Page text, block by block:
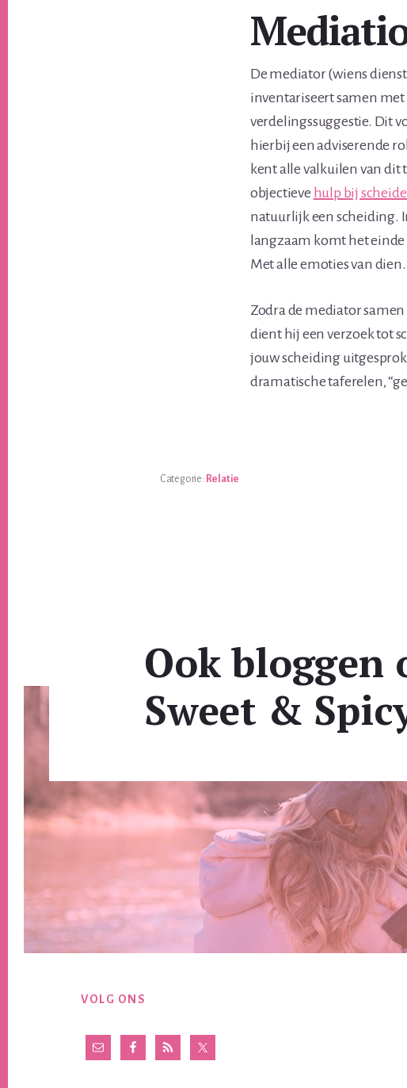
De mediator (wiens
inventariseert samen met
verdelingssuggestie. Dit
hierbij een adviserende
kent alle valkuilen van dit
objectieve hulp bij
natuurlijk een scheiding.
langzaam komt het
Met alle emoties van dien.
Zodra de mediator
dient hij een verzoek tot
jouw scheiding
dramatische taferelen,
Categorie: Relatie
Ook bloggen
Sweet &
Footer
VOLG ONS